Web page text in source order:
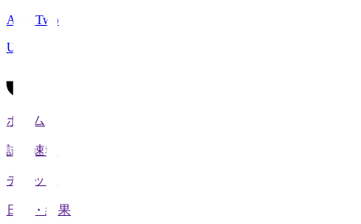
ACL Two
U-21
ホーム
試合速報
チケット
日程・結果